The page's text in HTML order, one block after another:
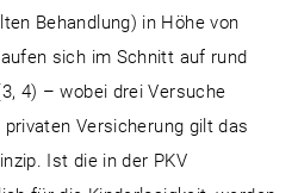
Behandlung) in Höhe von
sich im Schnitt auf rund
4) – wobei drei Versuche
Versicherung gilt das
Ist die in der PKV